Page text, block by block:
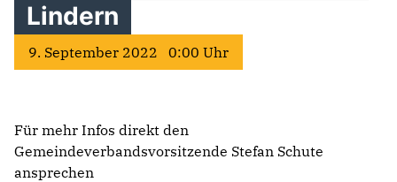
Lindern
9. September 2022 0:00 Uhr
Für mehr Infos direkt den
Gemeindeverbandsvorsitzende Stefan Schute
ansprechen